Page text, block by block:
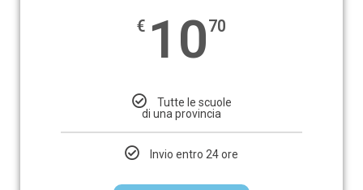
€ 1070
Tutte le scuole
di una provincia
Invio entro 24 ore